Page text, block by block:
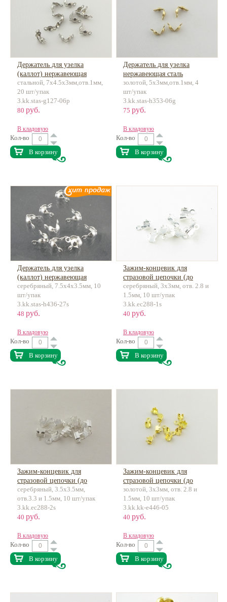
Держатель для узелка
(каллот) нержавеющая
сталь
стальной, 7х4.5х3мм,отв.1мм,
20 шт/упак
3.kk.stas-g127-06p
80 руб.
В кладовую
Кол-во
В корзину
Держатель для узелка
нержавеющая сталь
золотой, 5х3мм,отв.1мм, 4
шт/упак
3.kk.stas-h353-06g
75 руб.
В кладовую
Кол-во
В корзину
Держатель для узелка
(каллот) нержавеющая
сталь
серебряный, 7.5х4х3.5мм, 10
шт/упак
3.kk.stas-h436-27s
48 руб.
В кладовую
Кол-во
В корзину
Зажим-концевик для
стразовой цепочки (до
2.5мм) Премиум класса
латунь
серебряный, 3х3мм, отв. 2.8 и
1.5мм, 10 шт/упак
3.kk.ec288-1s
40 руб.
В кладовую
Кол-во
В корзину
Зажим-концевик для
стразовой цепочки (до
3мм) Премиум класса
латунь
серебряный, 3.5х3.5мм,
отв.3.3 и 1.5мм, 10 шт/упак
3.kk.ec288-2s
40 руб.
В кладовую
Кол-во
В корзину
Зажим-концевик для
стразовой цепочки (до
2.5мм) Премиум класса
латунь
золотой, 3х3мм, отв. 2.8 и
1.5мм, 10 шт/упак
3.kk.kk-e446-05
40 руб.
В кладовую
Кол-во
В корзину